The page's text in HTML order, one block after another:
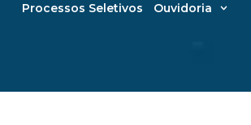
Processos Seletivos Ouvidoria